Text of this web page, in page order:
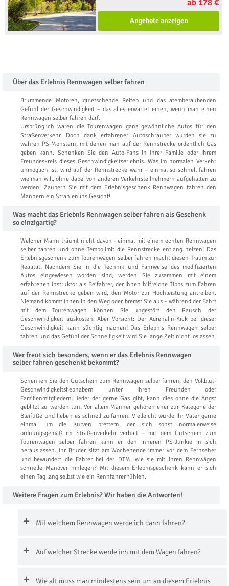
ab 178 €
Angebote anzeigen
Über das Erlebnis Rennwagen selber fahren
Brummende Motoren, quietschende Reifen und das atemberaubenden
Gefühl der Geschwindigkeit – das alles erwartet einen, wenn man einen
Rennwagen selber fahren darf.
Ursprünglich waren die Tourenwagen ganz gewöhnliche Autos für den
Straßenverkehr. Doch dank erfahrener Autoschrauber wurden sie zu
wahren PS-Monstern, mit denen man auf der Rennstrecke ordentlich Gas
geben kann. Schenken Sie den Auto-Fans in Ihrer Familie oder Ihrem
Freundeskreis dieses Geschwindigkeitserlebnis. Was im normalen Verkehr
unmöglich ist, wird auf der Rennstrecke wahr – einmal so schnell fahren
wie man will, ohne dabei von anderen Verkehrsteilnehmern aufgehalten zu
werden! Zaubern Sie mit dem Erlebnisgeschenk Rennwagen fahren den
Männern ein Strahlen ins Gesicht!
Was macht das Erlebnis Rennwagen selber fahren als Geschenk
so einzigartig?
Welcher Mann träumt nicht davon - einmal mit einem echten Rennwagen
selber fahren und ohne Tempolimit die Rennstrecke entlang heizen! Das
Erlebnisgeschenk zum Tourenwagen selber fahren macht diesen Traum zur
Realität. Nachdem Sie in die Technik und Fahrweise des modifizierten
Autos eingewiesen worden sind, werden Sie zusammen mit einem
erfahrenen Instruktor als Beifahrer, der Ihnen hilfreiche Tipps zum Fahren
auf der Rennstrecke geben wird, den Motor zur Hochleistung antreiben.
Niemand kommt Ihnen in den Weg oder bremst Sie aus – während der Fahrt
mit dem Tourenwagen können Sie ungestört den Rausch der
Geschwindigkeit auskosten. Aber Vorsicht: Der Adrenalin-Kick bei dieser
Geschwindigkeit kann süchtig machen! Das Erlebnis Rennwagen selber
fahren und das Gefühl der Schnelligkeit wird Sie lange Zeit nicht loslassen.
Wer freut sich besonders, wenn er das Erlebnis Rennwagen
selber fahren geschenkt bekommt?
Schenken Sie den Gutschein zum Rennwagen selber fahren, den Vollblut-
Geschwindigkeitsliebhabern unter Ihren Freunden oder
Familienmitgliedern. Jeder der gerne Gas gibt, kann dies ohne die Angst
geblitzt zu werden tun. Vor allem Männer gehören eher zur Kategorie der
Bleifüße und lieben es schnell zu fahren. Vielleicht würde Ihr Vater gerne
einmal um die Kurven brettern, der sich sonst normalerweise
ordnungsgemäß im Straßenverkehr verhält – mit dem Gutschein zum
Tourenwagen selber fahren kann er den inneren PS-Junkie in sich
herauslassen. Ihr Bruder sitzt am Wochenende immer vor dem Fernseher
und bewundert die Fahrer bei der DTM, wie sie mit ihren Rennwägen
schnelle Manöver hinlegen? Mit diesem Erlebnisgeschenk kann er sich
einen Tag lang selbst wie ein Rennfahrer fühlen.
Weitere Fragen zum Erlebnis? Wir haben die Antworten!
Mit welchem Rennwagen werde ich dann fahren?
Auf welcher Strecke werde ich mit dem Wagen fahren?
Wie alt muss man mindestens sein um an diesem Erlebnis